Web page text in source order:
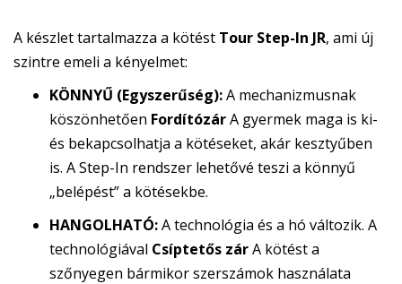
A készlet tartalmazza a kötést Tour Step-In JR, ami új
szintre emeli a kényelmet:
KÖNNYŰ (Egyszerűség):A mechanizmusnak
köszönhetően FordítózárA gyermek maga is ki-
és bekapcsolhatja a kötéseket, akár kesztyűben
is. A Step-In rendszer lehetővé teszi a könnyű
„belépést” a kötésekbe.
HANGOLHATÓ:A technológia és a hó változik. A
technológiával Csíptetős zárA kötést a
szőnyegen bármikor szerszámok használata